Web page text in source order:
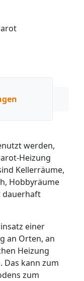
werden,
Heizung
Kellerräume,
Hobbyräume
dauerhaft
einer
an Orten, an
Heizung
kann zum
zum